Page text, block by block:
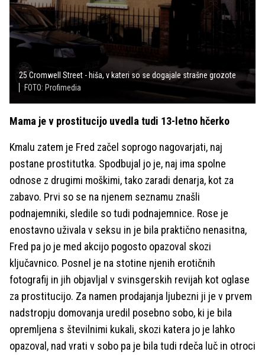
25 Cromwell Street - hiša, v kateri so se dogajale strašne grozote
FOTO: Profimedia
Mama je v prostitucijo uvedla tudi 13-letno hčerko
Kmalu zatem je Fred začel soprogo nagovarjati, naj
postane prostitutka. Spodbujal jo je, naj ima spolne
odnose z drugimi moškimi, tako zaradi denarja, kot za
zabavo. Prvi so se na njenem seznamu znašli
podnajemniki, sledile so tudi podnajemnice. Rose je
enostavno uživala v seksu in je bila praktično nenasitna,
Fred pa jo je med akcijo pogosto opazoval skozi
ključavnico. Posnel je na stotine njenih erotičnih
fotografij in jih objavljal v svinsgerskih revijah kot oglase
za prostitucijo. Za namen prodajanja ljubezni ji je v prvem
nadstropju domovanja uredil posebno sobo, ki je bila
opremljena s številnimi kukali, skozi katera jo je lahko
opazoval, nad vrati v sobo pa je bila tudi rdeča luč in otroci